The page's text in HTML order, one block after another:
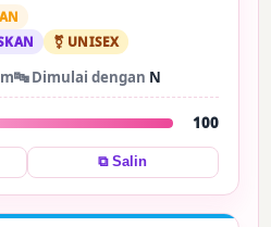
⚧ UNISEX
🔤 Dimulai dengan N
100
⧉ Salin